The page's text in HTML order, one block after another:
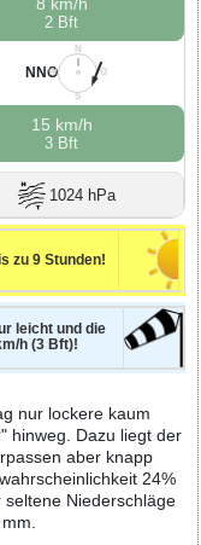
2 Bft
N
O
S
W
NNO
15 km/h
3 Bft
1024 hPa
zu 9 Stunden!
leicht und die
h (3 Bft)!
nur lockere kaum
hinweg. Dazu liegt der
aber knapp
24%
Niederschläge